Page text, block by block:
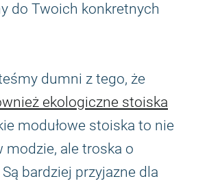
do Twoich konkretnych
dumni z tego, że
ekologiczne stoiska
modułowe stoiska to nie
modzie, ale troska o
bardziej przyjazne dla